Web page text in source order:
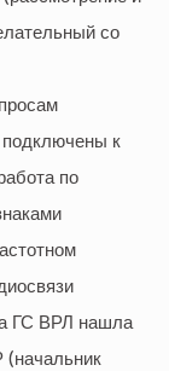
со
подключены к
по
ГС ВРЛ нашла